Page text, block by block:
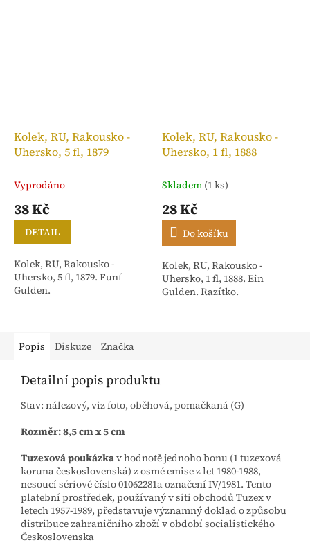
Kolek, RU, Rakousko -
Uhersko, 5 fl, 1879
Vyprodáno
38 Kč
DETAIL
Kolek, RU, Rakousko -
Uhersko, 5 fl, 1879. Funf
Gulden.
Kolek, RU, Rakousko -
Uhersko, 1 fl, 1888
Skladem (1 ks)
28 Kč
Do košíku
Kolek, RU, Rakousko -
Uhersko, 1 fl, 1888. Ein
Gulden. Razítko.
Popis Diskuze Značka
Detailní popis produktu
Stav: nálezový, viz foto, oběhová, pomačkaná (G)
Rozměr: 8,5 cm x 5 cm
Tuzexová poukázkav hodnotě jednoho bonu (1 tuzexová
koruna československá) z osmé emise z let 1980-1988,
nesoucí sériové číslo 01062281a označení IV/1981. Tento
platební prostředek, používaný v síti obchodů Tuzex v
letech 1957-1989, představuje významný doklad o způsobu
distribuce zahraničního zboží v období socialistického
Československa